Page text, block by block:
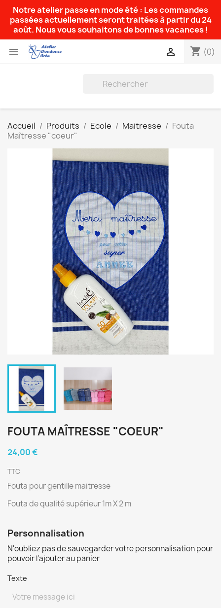
Notre atelier passe en mode été : Les commandes
passées actuellement seront traitées à partir du 24
août. Nous vous souhaitons de bonnes vacances !
 shopping_cart (0)

Accueil Produits Ecole Maitresse
Fouta
Maîtresse "coeur"
FOUTA MAÎTRESSE "COEUR"
24,00 €
TTC
Fouta pour gentille maitresse
Fouta de qualité supérieur 1m X 2 m
Personnalisation
N'oubliez pas de sauvegarder votre personnalisation pour
pouvoir l'ajouter au panier
Texte